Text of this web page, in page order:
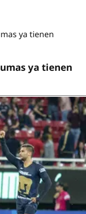
ya tienen
ya tienen